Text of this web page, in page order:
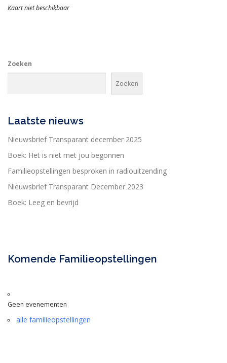
Kaart niet beschikbaar
Zoeken
Zoeken
Laatste nieuws
Nieuwsbrief Transparant december 2025
Boek: Het is niet met jou begonnen
Familieopstellingen besproken in radiouitzending
Nieuwsbrief Transparant December 2023
Boek: Leeg en bevrijd
Komende Familieopstellingen
Geen evenementen
alle familieopstellingen